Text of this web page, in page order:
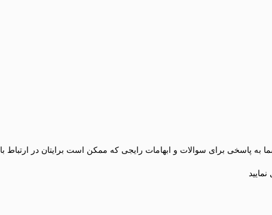
به پاسخی برای سوالات و ابهامات رایجی که ممکن است برایتان در ارتباط با